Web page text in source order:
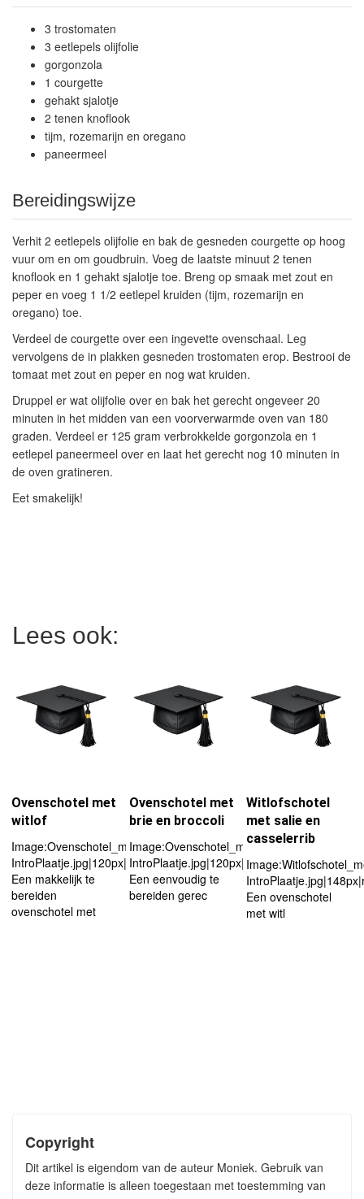
3 trostomaten
3 eetlepels olijfolie
gorgonzola
1 courgette
gehakt sjalotje
2 tenen knoflook
tijm, rozemarijn en oregano
paneermeel
Bereidingswijze
Verhit 2 eetlepels olijfolie en bak de gesneden courgette op hoog
vuur om en om goudbruin. Voeg de laatste minuut 2 tenen
knoflook en 1 gehakt sjalotje toe. Breng op smaak met zout en
peper en voeg 1 1/2 eetlepel kruiden (tijm, rozemarijn en
oregano) toe.
Verdeel de courgette over een ingevette ovenschaal. Leg
vervolgens de in plakken gesneden trostomaten erop. Bestrooi de
tomaat met zout en peper en nog wat kruiden.
Druppel er wat olijfolie over en bak het gerecht ongeveer 20
minuten in het midden van een voorverwarmde oven van 180
graden. Verdeel er 125 gram verbrokkelde gorgonzola en 1
eetlepel paneermeel over en laat het gerecht nog 10 minuten in
de oven gratineren.
Eet smakelijk!
Lees ook:
Ovenschotel met
witlof
Image:Ovenschotel_met_witlof-
IntroPlaatje.jpg|120px|left
Een makkelijk te
bereiden
ovenschotel met
Ovenschotel met
brie en broccoli
Image:Ovenschotel_met_brie_en_broccoli-
IntroPlaatje.jpg|120px|left
Een eenvoudig te
bereiden gerec
Witlofschotel
met salie en
casselerrib
Een ovenschotel
met witl
Copyright
Dit artikel is eigendom van de auteur Moniek. Gebruik van
deze informatie is alleen toegestaan met toestemming van